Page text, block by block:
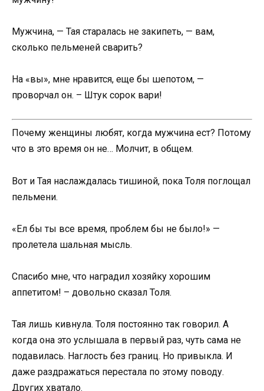
Мужчина, — Тая старалась не закипеть, — вам,
сколько пельменей сварить?
На «вы», мне нравится, еще бы шепотом, —
проворчал он. – Штук сорок вари!
Почему женщины любят, когда мужчина ест? Потому
что в это время он не… Молчит, в общем.
Вот и Тая наслаждалась тишиной, пока Толя поглощал
пельмени.
«Ел бы ты все время, проблем бы не было!» —
пролетела шальная мысль.
Спасибо мне, что наградил хозяйку хорошим
аппетитом! – довольно сказал Толя.
Тая лишь кивнула. Толя постоянно так говорил. А
когда она это услышала в первый раз, чуть сама не
подавилась. Наглость без границ. Но привыкла. И
даже раздражаться перестала по этому поводу.
Других хватало.